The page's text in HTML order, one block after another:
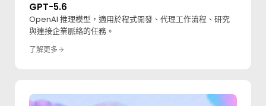
GPT-5.6
OpenAI 推理模型，適用於程式開發、代理工作流程、研究
與連接企業脈絡的任務。
了解更多